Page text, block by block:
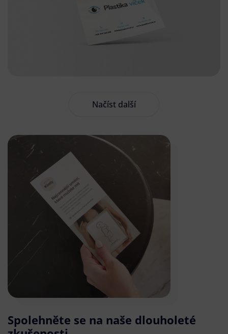
Načíst další
Spolehněte se na naše dlouholeté